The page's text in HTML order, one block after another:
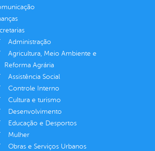
Administração
Agricultura, Meio Ambiente e
Reforma Agrária
Assistência Social
Controle Interno
Cultura e turismo
Desenvolvimento
Educação e Desportos
Mulher
Obras e Serviços Urbanos